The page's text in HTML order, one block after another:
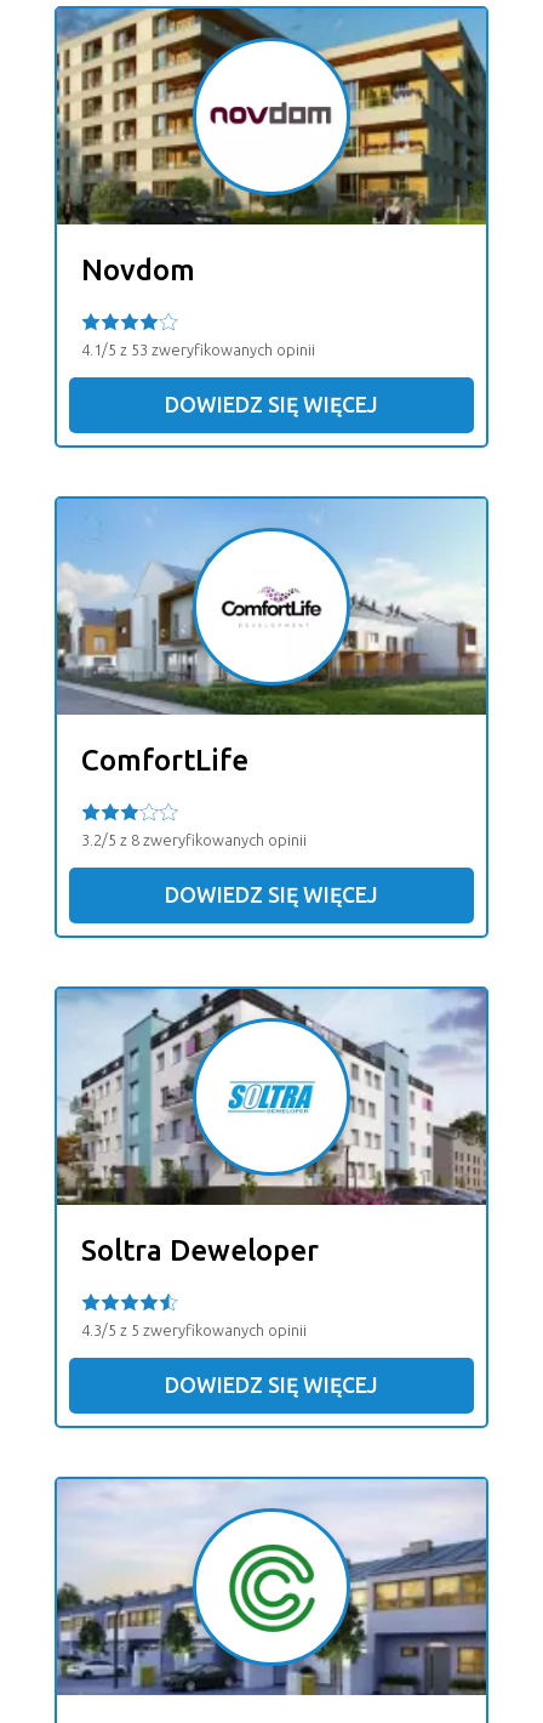
Novdom
4.1/5 z 53 zweryfikowanych opinii
DOWIEDZ SIĘ WIĘCEJ
ComfortLife
3.2/5 z 8 zweryfikowanych opinii
DOWIEDZ SIĘ WIĘCEJ
Soltra Deweloper
4.3/5 z 5 zweryfikowanych opinii
DOWIEDZ SIĘ WIĘCEJ